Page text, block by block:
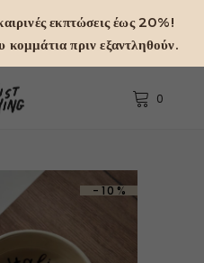
0
-10%
εκπτώσεις έως 20%!
πριν εξαντληθούν.